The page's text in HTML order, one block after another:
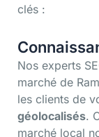
clés :
Nos experts
marché de
les clients de
géolocalisés.
marché local